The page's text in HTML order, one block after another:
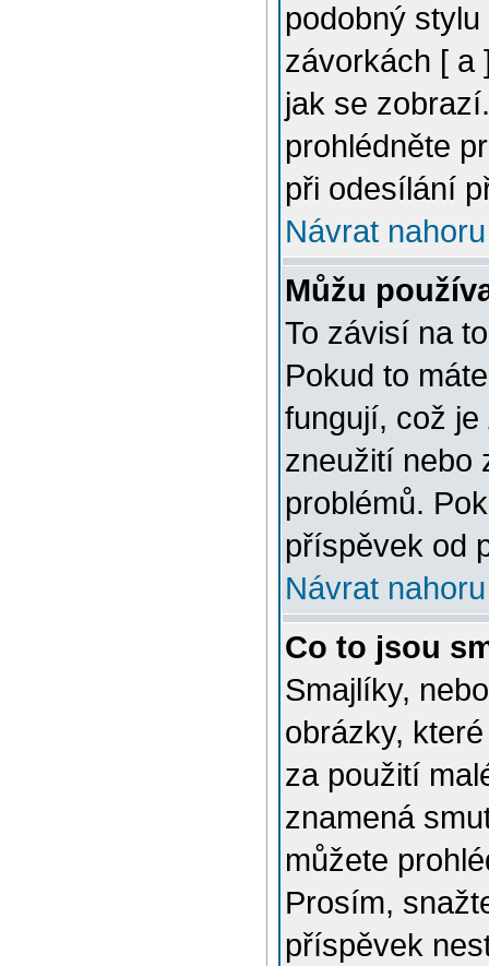
podobný
závorkách [ a
jak se
prohlédněte
při odesílání
Návrat nahoru
Můžu
To závisí na
Pokud to
fungují, což je
zneužití nebo
problémů.
příspěvek od
Návrat nahoru
Co to jsou
Smajlíky,
obrázky,
za použití
znamená
můžete
Prosím,
příspěvek